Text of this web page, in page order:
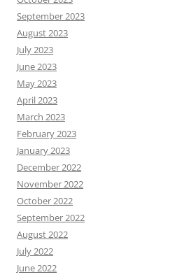
September 2023
August 2023
July 2023
June 2023
May 2023
April 2023
March 2023
February 2023
January 2023
December 2022
November 2022
October 2022
September 2022
August 2022
July 2022
June 2022